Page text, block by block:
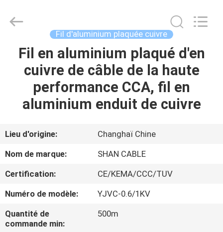
APERÇU
PRODUITS
VR
A
PROPOS
Cable
(Group)
Fil d'aluminium plaquée cuivre
Fil en aluminium plaqué d'en
cuivre de câble de la haute
performance CCA, fil en
aluminium enduit de cuivre
Lieu d'origine:
Changhaï Chine
Nom de marque:
SHAN CABLE
Certification:
CE/KEMA/CCC/TUV
Numéro de modèle:
YJVC-0.6/1KV
Quantité de
commande min:
500m